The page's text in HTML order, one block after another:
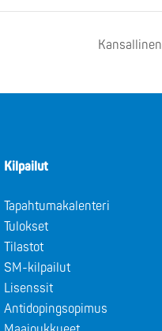
Kilpailut
Tapahtumakalenteri
Tulokset
Tilastot
SM-kilpailut
Lisenssit
Antidopingsopimus